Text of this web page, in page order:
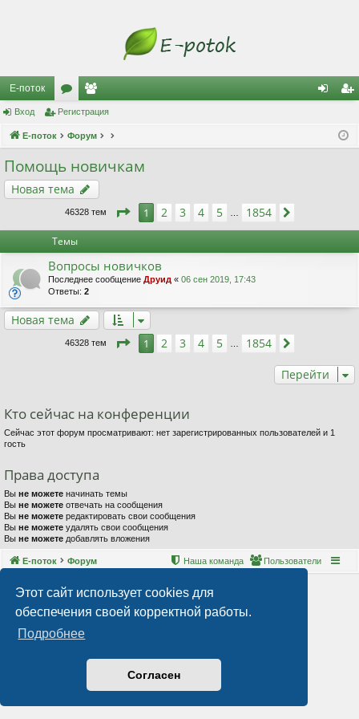
Этот сайт использует cookies для
обеспечения своей корректной работы.
Подробнее
Согласен
Е-поток
ор
ум
ол
ьз
ат
ел
и
ис
Вход Регистрация
Е-поток Форум
Помощь новичкам
Новая тема
46328 тем Страница из 1854
1 2 3 4 5 1854
Темы
Вопросы новичков
Последнее сообщение Друид « 06 сен 2019, 17:43
Ответы: 2
Новая тема
46328 тем Страница из 1854
1 2 3 4 5 1854
Перейти
Кто сейчас на конференции
Сейчас этот форум просматривают: нет зарегистрированных пользователей и 1
гость
Права доступа
Вы не можете начинать темы
Вы не можете отвечать на сообщения
Вы не можете редактировать свои сообщения
Вы не можете удалять свои сообщения
Вы не можете добавлять вложения
Е-поток Форум Пользователи
Наша команда